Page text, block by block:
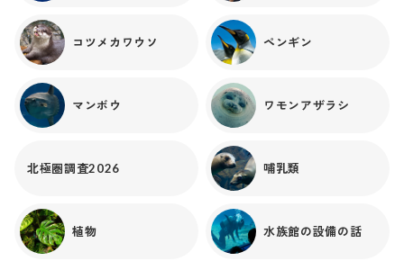
細かくしたエビのむき身なども食べるようになり、すくすく
成長中です。 大きくなったらみんなにみてもらおうね～。
コツメカワウソ ペンギン
マンボウ ワモンアザラシ
北極圏調査2026 哺乳類
植物 水族館の設備の話